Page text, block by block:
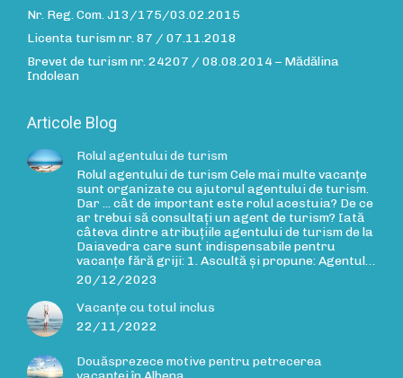
Nr. Reg. Com. J13/175/03.02.2015
Licenta turism nr. 87 / 07.11.2018
Brevet de turism nr. 24207 / 08.08.2014 – Mădălina
Indolean
Articole Blog
Rolul agentului de turism
Rolul agentului de turism Cele mai multe vacanțe
sunt organizate cu ajutorul agentului de turism.
Dar ... cât de important este rolul acestuia? De ce
ar trebui să consultați un agent de turism? Iată
câteva dintre atribuțiile agentului de turism de la
Daiavedra care sunt indispensabile pentru
vacanțe fără griji: 1. Ascultă și propune: Agentul…
20/12/2023
Vacanțe cu totul inclus
22/11/2022
Douăsprezece motive pentru petrecerea